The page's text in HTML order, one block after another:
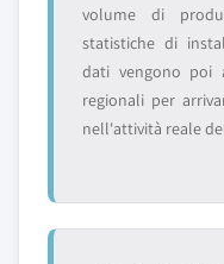
volume di
statistiche di
dati vengono poi
regionali per
nell'attività reale